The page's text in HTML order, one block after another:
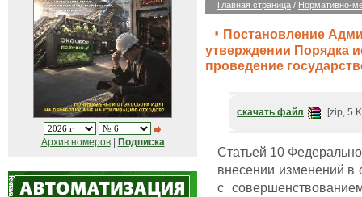
Архив номеров| Подписка
Главная страница / Нормативно-
Постановление
утверждении Порядка
проведение
скачать файл [zip, 5
Статьей 10
внесении изменений в
с